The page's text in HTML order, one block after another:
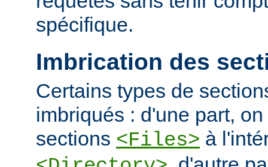
spécifique.
Imbrication des
Certains types de
imbriqués : d'une part,
sections <Files> à